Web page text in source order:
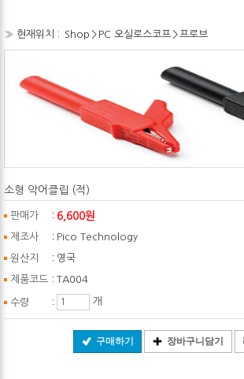
» 현재위치 : Shop > PC 오실로스코프 >프로브
소형 악어클립 (적)
판매가 : 6,600원
제조사 : Pico Technology
원산지 : 영국
제품코드 : TA004
수량 : 개
구매하기 장바구니담기